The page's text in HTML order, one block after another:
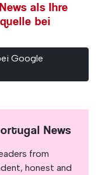
als Ihre
bei
Google
News
from
honest and